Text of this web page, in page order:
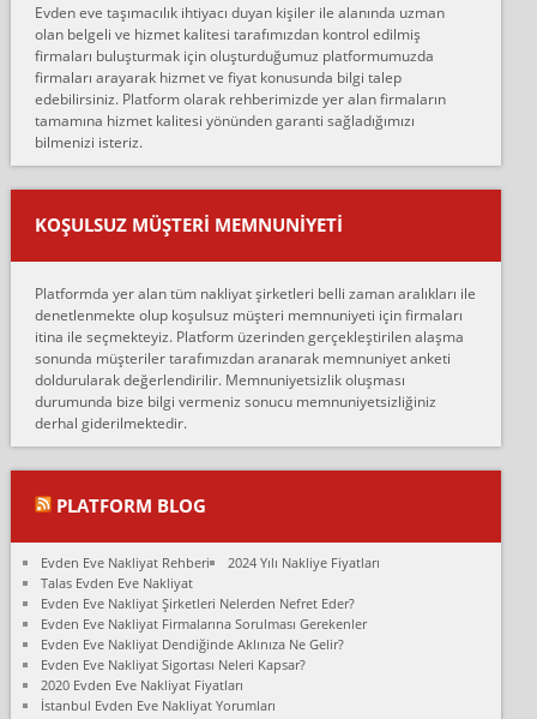
çalıştıklarını, müş...
Ahmet:
Lüleburgaz güngünes evden eve naklyat eşyalarımı taşımak için
anlaştık sabah eve geldiklerinde de eşyalarımı düzgün şekilde
sarcaz demelerine r...
mehmet güldü:
Ankara ALİCANLAR NAKLİYAT Tutarsız ve ticari ahlak problemleri
var verdikleri fiyat teklifini arttırdılar. Sonrasında taşıma gününde
oldukça tutarsı...
Ankara Alicanlar naklyat tel 5465524025. 2600 TL'ye ankaradan
Konya ya Alicanlar naklyat la anlaştık bu şahıs evin taşınacağı gün
fiyatın mazoto gele...
Fatih kokmese:
Diyarbakır dan eşyamı getirtmek için anlaştım sözleşme yaptım.
Son anda fiyat artırdılar.. mecburiyetten tasittim.. bu kişiler ağrılı
Ali:
olduk. Asansörlü dediler sonra uraya asansör kurulmaz dediler
fark istediler. ortada asa...
Nimet:
Ben 2021 Ağustos ilk haftası Evimi taşıdım yani İstanbul'un bir
Mahallesi'nden bir başka Mahallesi'ne yani Ümraniye bölgesinde
oturuyorum önceleri ara...
Evden eve taşımacılık ihtiyacı duyan kişiler ile alanında uzman
olan belgeli ve hizmet kalitesi tarafımızdan kontrol edilmiş
firmaları buluşturmak için oluşturduğumuz platformumuzda
firmaları arayarak hizmet ve fiyat konusunda bilgi talep
edebilirsiniz. Platform olarak rehberimizde yer alan firmaların
tamamına hizmet kalitesi yönünden garanti sağladığımızı
bilmenizi isteriz.
KOŞULSUZ MÜŞTERI MEMNUNIYETI
Platformda yer alan tüm nakliyat şirketleri belli zaman aralıkları ile
denetlenmekte olup koşulsuz müşteri memnuniyeti için firmaları
itina ile seçmekteyiz. Platform üzerinden gerçekleştirilen alaşma
sonunda müşteriler tarafımızdan aranarak memnuniyet anketi
doldurularak değerlendirilir. Memnuniyetsizlik oluşması
durumunda bize bilgi vermeniz sonucu memnuniyetsizliğiniz
derhal giderilmektedir.
PLATFORM BLOG
Evden Eve Nakliyat Rehberi
2024 Yılı Nakliye Fiyatları
Talas Evden Eve Nakliyat
Evden Eve Nakliyat Şirketleri Nelerden Nefret Eder?
Evden Eve Nakliyat Firmalarına Sorulması Gerekenler
Evden Eve Nakliyat Dendiğinde Aklınıza Ne Gelir?
Evden Eve Nakliyat Sigortası Neleri Kapsar?
2020 Evden Eve Nakliyat Fiyatları
İstanbul Evden Eve Nakliyat Yorumları